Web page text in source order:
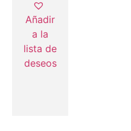
Añadir
a la
lista de
deseos